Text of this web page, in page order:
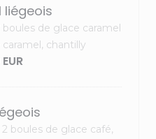
liégeois
de glace caramel
chantilly
boules de glace café,